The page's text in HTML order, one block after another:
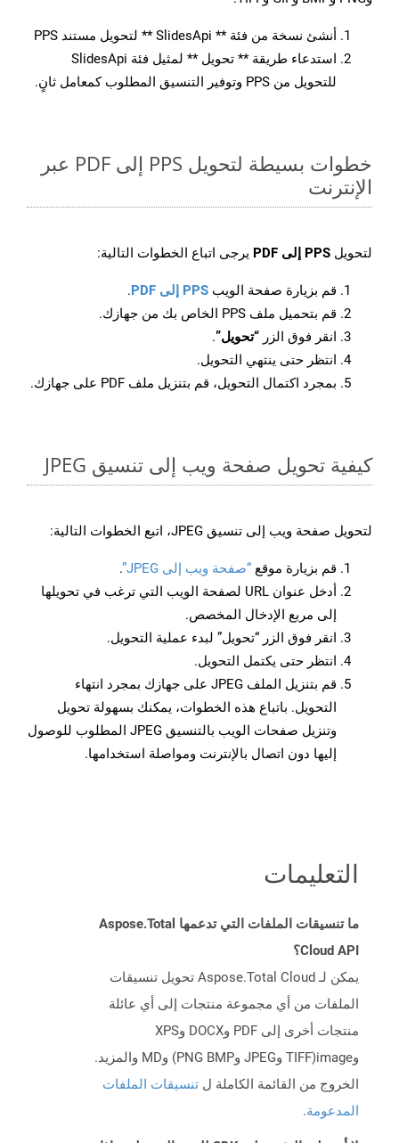
أنشئ نسخة من فئة ** SlidesApi ** لتحويل مستند PPS
استدعاء طريقة ** تحويل ** لمثيل فئة SlidesApi
للتحويل من PPS وتوفير التنسيق المطلوب كمعامل ثانٍ.
خطوات بسيطة لتحويل PPS إلى PDF عبر
الإنترنت
لتحويل PPS إلى PDF يرجى اتباع الخطوات التالية:
قم بزيارة صفحة الويب PPS إلى PDF
.
قم بتحميل ملف PPS الخاص بك من جهازك.
انقر فوق الزر “تحويل”.
انتظر حتى ينتهي التحويل.
بمجرد اكتمال التحويل، قم بتنزيل ملف PDF على جهازك.
كيفية تحويل صفحة ويب إلى تنسيق JPEG
لتحويل صفحة ويب إلى تنسيق JPEG، اتبع الخطوات التالية:
قم بزيارة موقع “صفحة ويب إلى JPEG”
.
أدخل عنوان URL لصفحة الويب التي ترغب في تحويلها
إلى مربع الإدخال المخصص.
انقر فوق الزر “تحويل” لبدء عملية التحويل.
انتظر حتى يكتمل التحويل.
قم بتنزيل الملف JPEG على جهازك بمجرد انتهاء
التحويل. باتباع هذه الخطوات، يمكنك بسهولة تحويل
وتنزيل صفحات الويب بالتنسيق JPEG المطلوب للوصول
إليها دون اتصال بالإنترنت ومواصلة استخدامها.
التعليمات
ما تنسيقات الملفات التي تدعمها Aspose.Total
Cloud API؟
يمكن لـ Aspose.Total Cloud تحويل تنسيقات
الملفات من أي مجموعة منتجات إلى أي عائلة
منتجات أخرى إلى PDF وDOCX وXPS
وimage(TIFF وJPEG وPNG BMP) وMD والمزيد.
الخروج من القائمة الكاملة ل تنسيقات الملفات
المدعومة.